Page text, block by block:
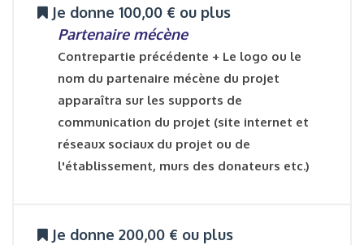
Je donne 100,00 € ou plus
Partenaire mécène
Contrepartie précédente + Le logo ou le
nom du partenaire mécène du projet
apparaîtra sur les supports de
communication du projet (site internet et
réseaux sociaux du projet ou de
l'établissement, murs des donateurs etc.)
Je donne 200,00 € ou plus